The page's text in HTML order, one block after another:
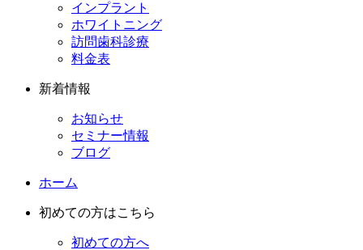
インプラント
ホワイトニング
訪問歯科診療
料金表
新着情報
お知らせ
セミナー情報
ブログ
ホーム
初めての方はこちら
初めての方へ